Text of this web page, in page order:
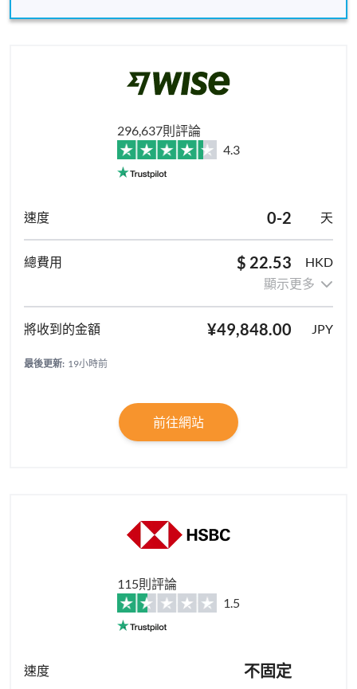
296,637則評論
4.3
0-2 天
$ 22.53
HKD
顯示更多
¥49,848.00 JPY
最後更新: 19小時前
前往網站
115則評論
1.5
不固定